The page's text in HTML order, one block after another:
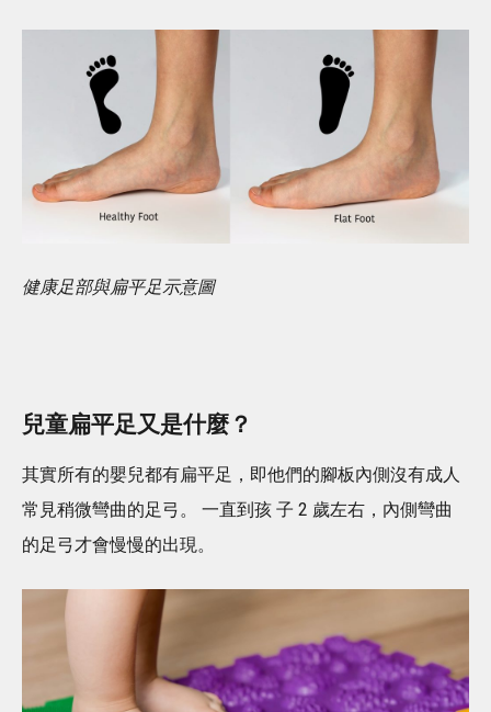
健康足部與扁平足示意圖
兒童扁平足又是什麼？
其實所有的嬰兒都有扁平足，即他們的腳板內側沒有成人
常見稍微彎曲的足弓。 一直到孩 子 2 歲左右，內側彎曲
的足弓才會慢慢的出現。